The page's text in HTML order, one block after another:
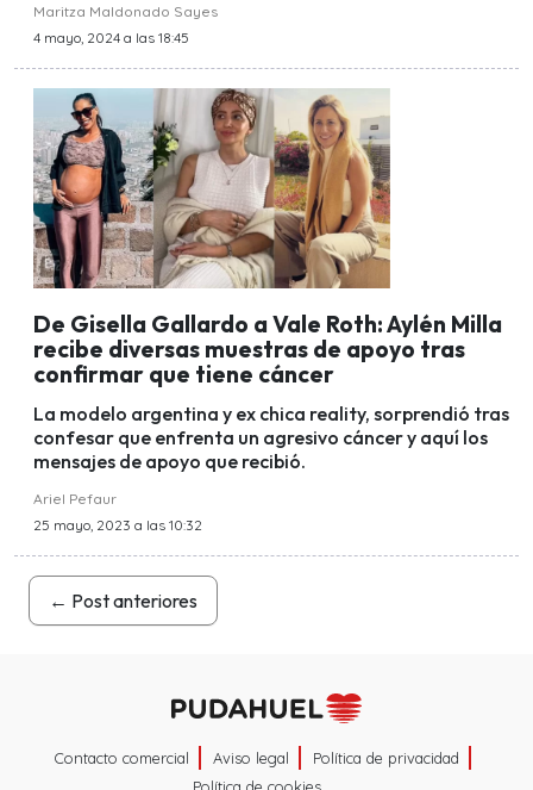
Maritza Maldonado Sayes
4 mayo, 2024 a las 18:45
De Gisella Gallardo a Vale Roth: Aylén Milla
recibe diversas muestras de apoyo tras
confirmar que tiene cáncer
La modelo argentina y ex chica reality, sorprendió tras
confesar que enfrenta un agresivo cáncer y aquí los
mensajes de apoyo que recibió.
Ariel Pefaur
25 mayo, 2023 a las 10:32
← Post anteriores
Contacto comercial Aviso legal
Política de privacidad